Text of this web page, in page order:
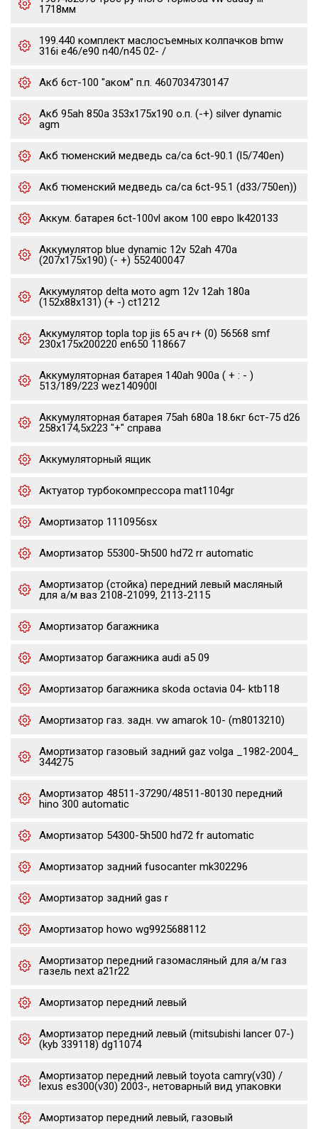
1718мм
199.440 комплект маслосъемных колпачков bmw
316i e46/e90 n40/n45 02- /
Акб 6ст-100 "аком" п.п. 4607034730147
Акб 95ah 850a 353x175x190 о.п. (-+) silver dynamic
agm
Акб тюменский медведь ca/ca 6ct-90.1 (l5/740en)
Акб тюменский медведь ca/ca 6ct-95.1 (d33/750en))
Аккум. батарея 6ct-100vl аком 100 евро lk420133
Аккумулятор blue dynamic 12v 52ah 470a
(207x175x190) (- +) 552400047
Аккумулятор delta мото agm 12v 12ah 180a
(152x88x131) (+ -) ct1212
Аккумулятор topla top jis 65 ач r+ (0) 56568 smf
230x175x200220 en650 118667
Аккумуляторная батарея 140ah 900a ( + : - )
513/189/223 wez140900l
Аккумуляторная батарея 75ah 680a 18.6кг 6ст-75 d26
258x174,5x223 "+" справа
Аккумуляторный ящик
Актуатор турбокомпрессора mat1104gr
Амортизатор 1110956sx
Амортизатор 55300-5h500 hd72 rr automatic
Амортизатор (стойка) передний левый масляный
для а/м ваз 2108-21099, 2113-2115
Амортизатор багажника
Амортизатор багажника audi a5 09
Амортизатор багажника skoda octavia 04- ktb118
Амортизатор газ. задн. vw amarok 10- (m8013210)
Амортизатор газовый задний gaz volga _1982-2004_
344275
Амортизатор 48511-37290/48511-80130 передний
hino 300 automatic
Амортизатор 54300-5h500 hd72 fr automatic
Амортизатор задний fusocanter mk302296
Амортизатор задний gas r
Амортизатор howo wg9925688112
Амортизатор передний газомасляный для а/м газ
газель next a21r22
Амортизатор передний левый
Амортизатор передний левый (mitsubishi lancer 07-)
(kyb 339118) dg11074
Амортизатор передний левый toyota camry(v30) /
lexus es300(v30) 2003-, нетоварный вид упаковки
Амортизатор передний левый, газовый